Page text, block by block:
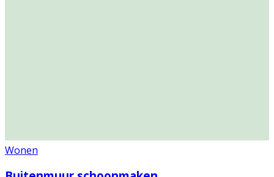
Wonen